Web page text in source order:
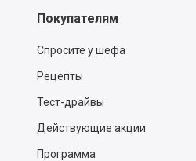
Покупателям
Спросите у шефа
Рецепты
Тест-драйвы
Действующие акции
Программа